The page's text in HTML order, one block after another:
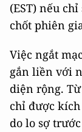
(EST) nếu
chốt phiên
Việc ngắt
gắn liền với
diện rộng.
chỉ được kích
do lo sợ